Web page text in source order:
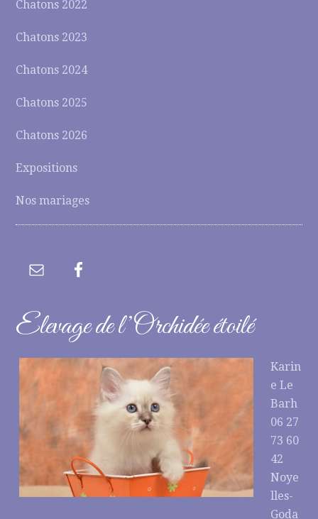
Chatons 2022
Chatons 2023
Chatons 2024
Chatons 2025
Chatons 2026
Expositions
Nos mariages
Elevage de l’Orchidée étoilé
Karin
e Le
Barh
06 27
73 60
42
Noye
lles-
Goda